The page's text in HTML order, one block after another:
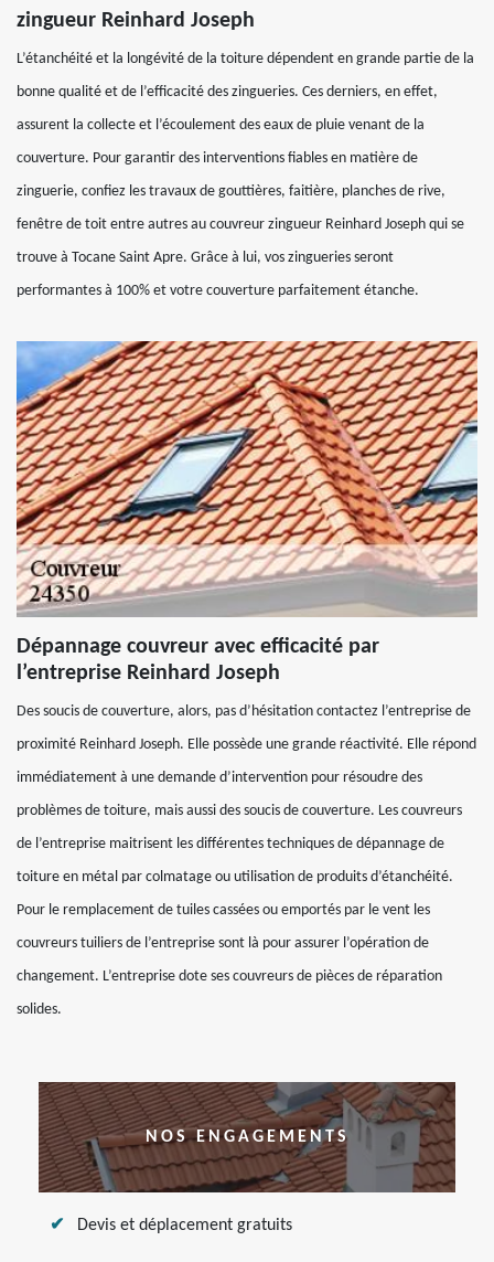
zingueur Reinhard Joseph
L’étanchéité et la longévité de la toiture dépendent en grande partie de la
bonne qualité et de l’efficacité des zingueries. Ces derniers, en effet,
assurent la collecte et l’écoulement des eaux de pluie venant de la
couverture. Pour garantir des interventions fiables en matière de
zinguerie, confiez les travaux de gouttières, faitière, planches de rive,
fenêtre de toit entre autres au couvreur zingueur Reinhard Joseph qui se
trouve à Tocane Saint Apre. Grâce à lui, vos zingueries seront
performantes à 100% et votre couverture parfaitement étanche.
Dépannage couvreur avec efficacité par
l’entreprise Reinhard Joseph
Des soucis de couverture, alors, pas d’hésitation contactez l’entreprise de
proximité Reinhard Joseph. Elle possède une grande réactivité. Elle répond
immédiatement à une demande d’intervention pour résoudre des
problèmes de toiture, mais aussi des soucis de couverture. Les couvreurs
de l’entreprise maitrisent les différentes techniques de dépannage de
toiture en métal par colmatage ou utilisation de produits d’étanchéité.
Pour le remplacement de tuiles cassées ou emportés par le vent les
couvreurs tuiliers de l’entreprise sont là pour assurer l’opération de
changement. L’entreprise dote ses couvreurs de pièces de réparation
solides.
NOS ENGAGEMENTS
Devis et déplacement gratuits